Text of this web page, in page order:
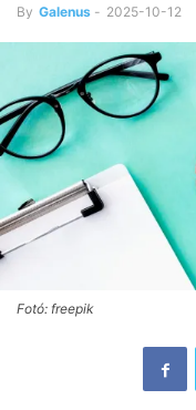
By Galenus - 2025-10-12
Fotó: freepik